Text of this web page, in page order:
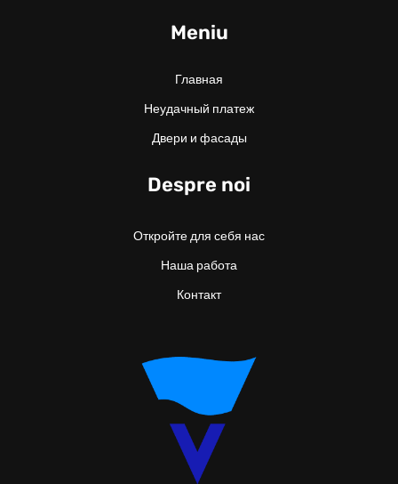
Meniu
Главная
Неудачный платеж
Двери и фасады
Despre noi
Откройте для себя нас
Наша работа
Контакт